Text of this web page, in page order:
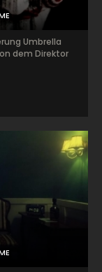
Umbrella
dem Direktor